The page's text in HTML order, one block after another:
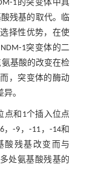
的突变体中具
残基的取代。临
择性优势，在使
突变体的二
基酸的改变在检
，突变体的酶动
。
点和1个插入位点
⁃9，⁃11，⁃14和
酸残基改变而与
处氨基酸残基的